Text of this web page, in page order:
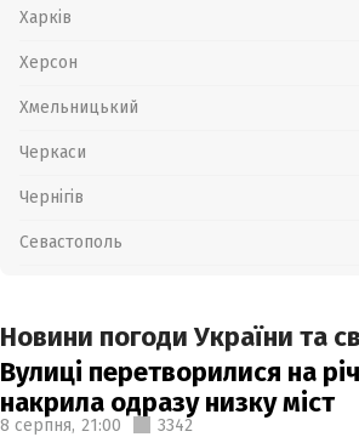
Харків
Херсон
Хмельницький
Черкаси
Чернігів
Севастополь
Новини погоди України та
Вулиці перетворилися на
накрила одразу низку міст
8 серпня, 21:00 3342